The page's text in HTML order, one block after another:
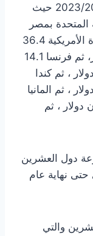
العشرين بمصر خلال العام المالى 2023/2024 حيث
المتحدة بمصر
59.5 مليون دولار ، ثم الولايات المتحدة الأمريكية 36.4
مليون دولار، ثم الهند 19.6 مليون دولار، ثم فرنسا 14.1
11.6 مليون دولار ، ثم كندا
تركيا 9.4 مليون دولار ، ثم المانيا
، ثم استراليا 6.6 مليون دولار ، ثم
دول العشرين
مليون مصري حتى نهاية عام
والتي